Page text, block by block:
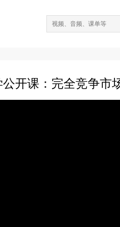
开课：完全竞争市